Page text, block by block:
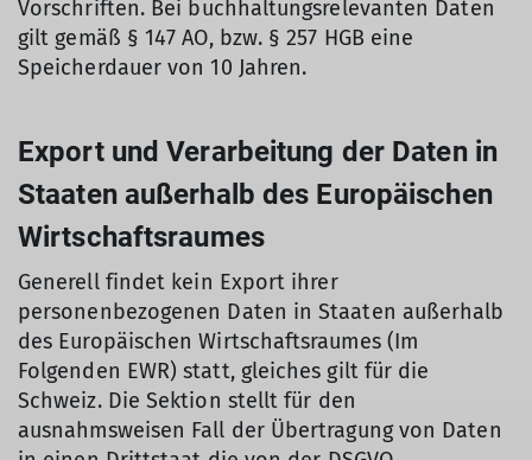
Vorschriften. Bei buchhaltungsrelevanten Daten
gilt gemäß § 147 AO, bzw. § 257 HGB eine
Speicherdauer von 10 Jahren.
Export und Verarbeitung der Daten in
Staaten außerhalb des Europäischen
Wirtschaftsraumes
Generell findet kein Export ihrer
personenbezogenen Daten in Staaten außerhalb
des Europäischen Wirtschaftsraumes (Im
Folgenden EWR) statt, gleiches gilt für die
Schweiz. Die Sektion stellt für den
ausnahmsweisen Fall der Übertragung von Daten